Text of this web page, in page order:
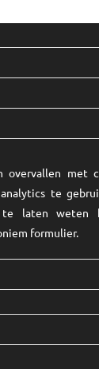
met
te
te laten
formulier.